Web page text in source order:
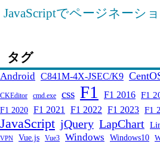
JavaScriptでページネーシ
タグ
Android C841M-4X-JSEC/K9
CKEditor cmd.exe css F1 F1 2016 F1
F1 2020 F1 2021 F1 2022 F1 2023 F1
JavaScript jQuery LapChart
VPN Vue.js Vue3 Windows Windows10